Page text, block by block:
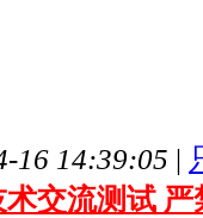
16 14:39:05 |
交流测试